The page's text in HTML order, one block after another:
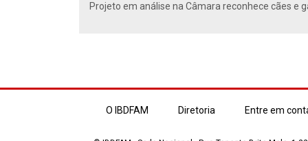
Projeto em análise na Câmara reconhece cães e
O IBDFAM Diretoria Entre em